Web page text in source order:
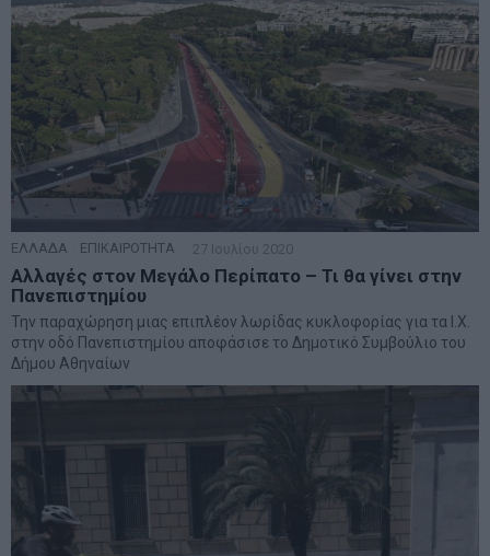
ΕΛΛΑΔΑ ΕΠΙΚΑΙΡΟΤΗΤΑ 27 Ιουλίου 2020
Αλλαγές στον Μεγάλο Περίπατο – Τι θα γίνει στην
Πανεπιστημίου
Την παραχώρηση μιας επιπλέον λωρίδας κυκλοφορίας για τα Ι.Χ.
στην οδό Πανεπιστημίου αποφάσισε το Δημοτικό Συμβούλιο του
Δήμου Αθηναίων